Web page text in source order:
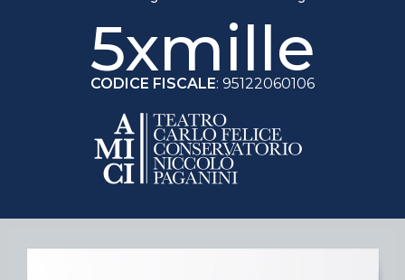
5xmille
CODICE FISCALE: 95122060106